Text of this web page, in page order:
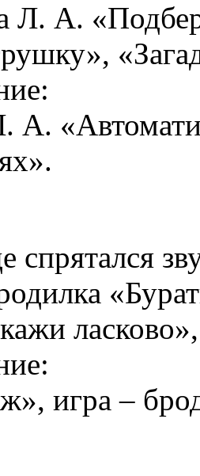
Л. А.
А.
спрятался
игра –